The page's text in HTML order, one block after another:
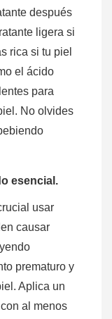
después
ligera si
rica si tu piel
el ácido
para
No olvides
esencial.
usar
causar
prematuro y
Aplica un
al menos